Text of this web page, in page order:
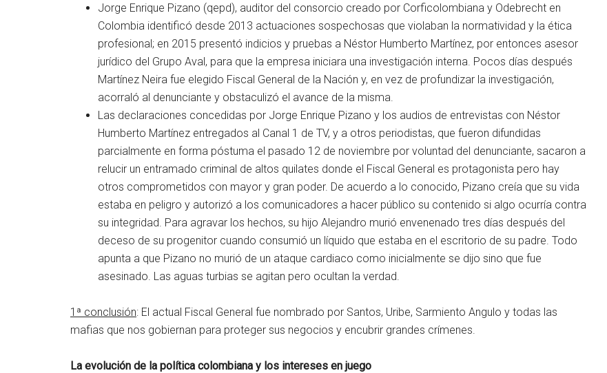
Jorge Enrique Pizano (qepd), auditor del consorcio creado por Corficolombiana y Odebrecht en
Colombia identificó desde 2013 actuaciones sospechosas que violaban la normatividad y la ética
profesional; en 2015 presentó indicios y pruebas a Néstor Humberto Martínez, por entonces asesor
jurídico del Grupo Aval, para que la empresa iniciara una investigación interna. Pocos días después
Martínez Neira fue elegido Fiscal General de la Nación y, en vez de profundizar la investigación,
acorraló al denunciante y obstaculizó el avance de la misma.
Las declaraciones concedidas por Jorge Enrique Pizano y los audios de entrevistas con Néstor
Humberto Martínez entregados al Canal 1 de TV, y a otros periodistas, que fueron difundidas
parcialmente en forma póstuma el pasado 12 de noviembre por voluntad del denunciante, sacaron a
relucir un entramado criminal de altos quilates donde el Fiscal General es protagonista pero hay
otros comprometidos con mayor y gran poder. De acuerdo a lo conocido, Pizano creía que su vida
estaba en peligro y autorizó a los comunicadores a hacer público su contenido si algo ocurría contra
su integridad. Para agravar los hechos, su hijo Alejandro murió envenenado tres días después del
deceso de su progenitor cuando consumió un líquido que estaba en el escritorio de su padre. Todo
apunta a que Pizano no murió de un ataque cardiaco como inicialmente se dijo sino que fue
asesinado. Las aguas turbias se agitan pero ocultan la verdad.
1ª conclusión: El actual Fiscal General fue nombrado por Santos, Uribe, Sarmiento Angulo y todas las
mafias que nos gobiernan para proteger sus negocios y encubrir grandes crímenes.
La evolución de la política colombiana y los intereses en juego